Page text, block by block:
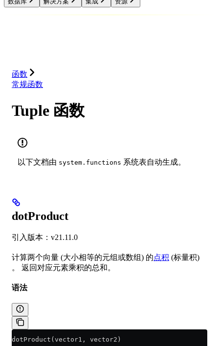
函数
常规函数
Tuple 函数
以下文档由 system.functions 系统表自动生成。
dotProduct
引入版本：v21.11.0
计算两个向量 (大小相等的元组或数组) 的点积 (标量积)
。 返回对应元素乘积的总和。
语法
dotProduct(vector1, vector2)